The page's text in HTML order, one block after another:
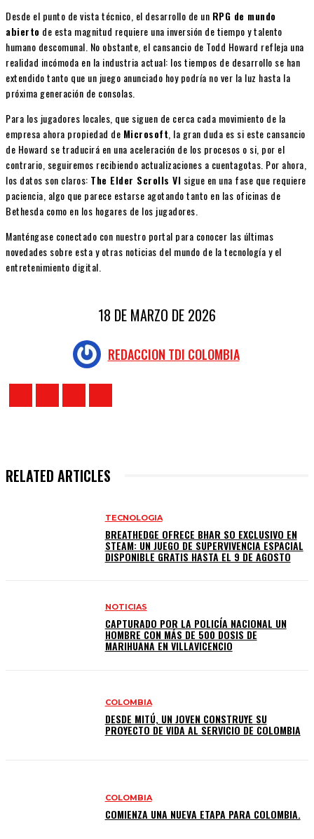
Desde el punto de vista técnico, el desarrollo de un RPG de mundo
abierto de esta magnitud requiere una inversión de tiempo y talento
humano descomunal. No obstante, el cansancio de Todd Howard refleja una
realidad incómoda en la industria actual: los tiempos de desarrollo se han
extendido tanto que un juego anunciado hoy podría no ver la luz hasta la
próxima generación de consolas.
Para los jugadores locales, que siguen de cerca cada movimiento de la
empresa ahora propiedad de Microsoft, la gran duda es si este cansancio
de Howard se traducirá en una aceleración de los procesos o si, por el
contrario, seguiremos recibiendo actualizaciones a cuentagotas. Por ahora,
los datos son claros: The Elder Scrolls VI sigue en una fase que requiere
paciencia, algo que parece estarse agotando tanto en las oficinas de
Bethesda como en los hogares de los jugadores.
Manténgase conectado con nuestro portal para conocer las últimas
novedades sobre esta y otras noticias del mundo de la tecnología y el
entretenimiento digital.
18 DE MARZO DE 2026
REDACCION TDI COLOMBIA
RELATED ARTICLES
TECNOLOGIA
BREATHEDGE OFRECE BHAR SO EXCLUSIVO EN
STEAM: UN JUEGO DE SUPERVIVENCIA ESPACIAL
DISPONIBLE GRATIS HASTA EL 9 DE AGOSTO
NOTICIAS
CAPTURADO POR LA POLICÍA NACIONAL UN
HOMBRE CON MÁS DE 500 DOSIS DE
MARIHUANA EN VILLAVICENCIO
COLOMBIA
DESDE MITÚ, UN JOVEN CONSTRUYE SU
PROYECTO DE VIDA AL SERVICIO DE COLOMBIA
COLOMBIA
COMIENZA UNA NUEVA ETAPA PARA COLOMBIA.